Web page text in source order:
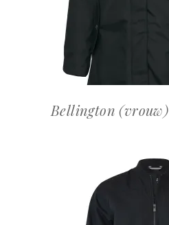
Bellington (vrouw)